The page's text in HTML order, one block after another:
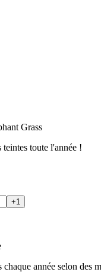
Grass
toute l'année !
+1
année selon des